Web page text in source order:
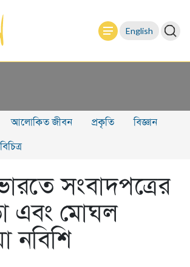
English
আলোকিত জীবন প্রকৃতি বিজ্ঞান
সংবাদপত্রের
এবং মোঘল
নবিশি